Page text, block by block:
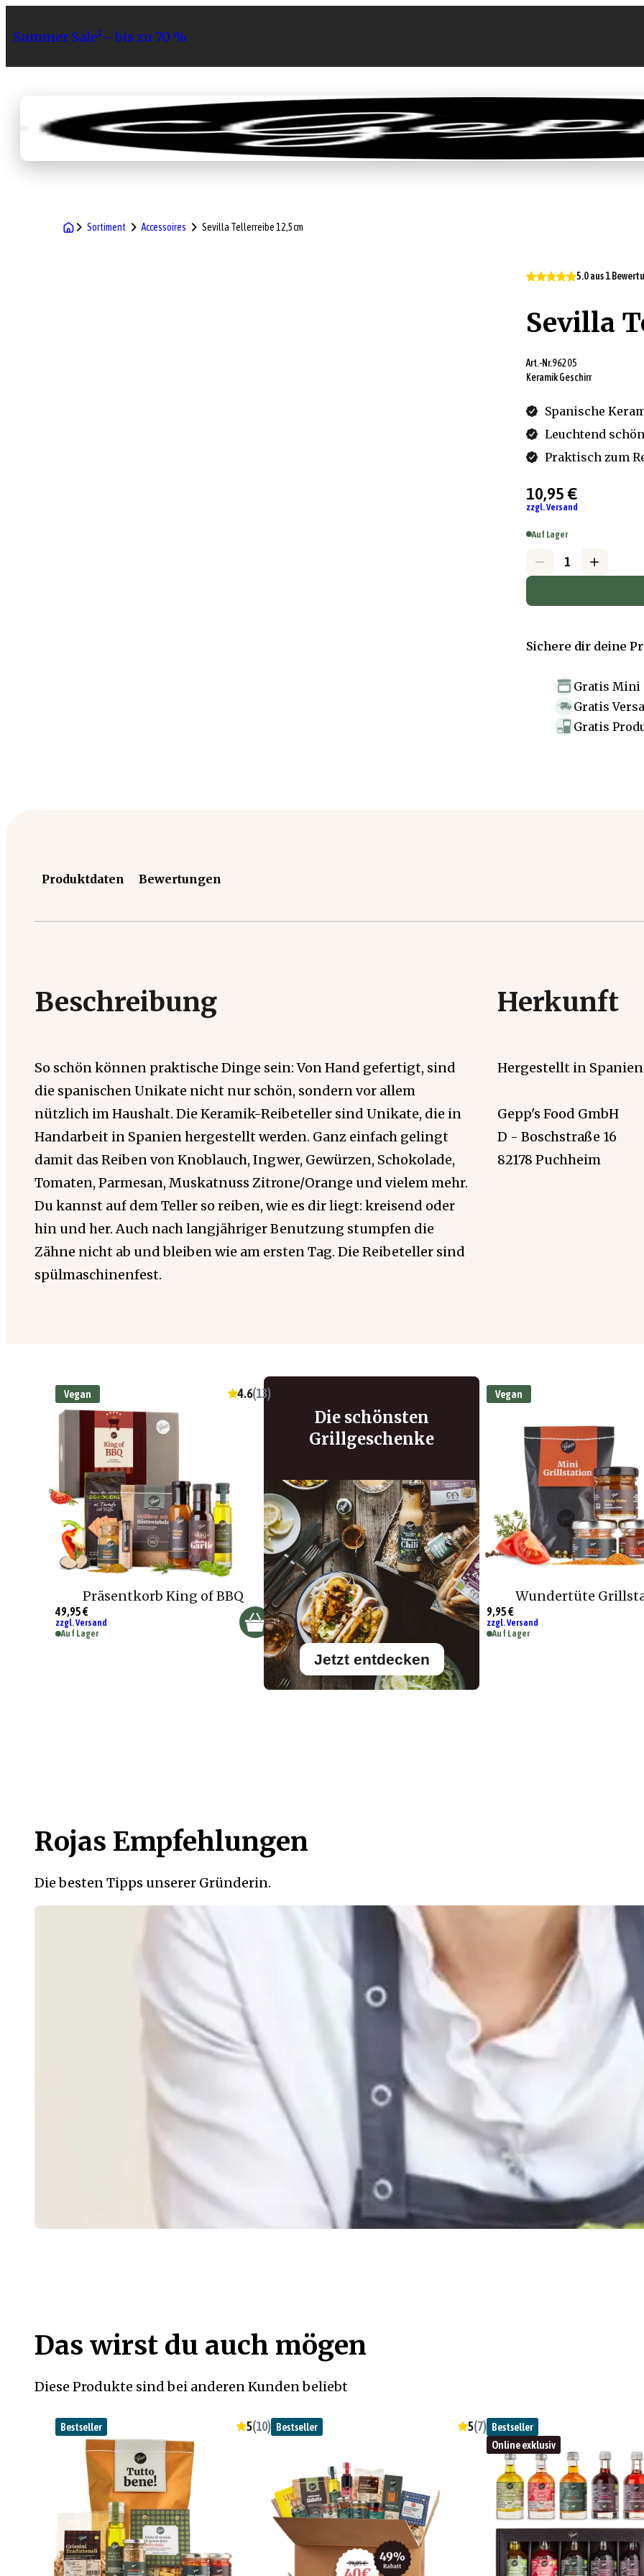
Summer Sale¹– bis zu 70 %
Sortiment Geschenke GrillenFeinkost-Abo Firmenkunden Sale
Sortiment Accessoires Sevilla Tellerreibe 12,5cm
5.0 aus 1
Sevilla
Art.-Nr.96205
Keramik Geschirr
Spanische
Leuchtend
Praktisch zum
10,95 €
zzgl. Versand
Auf Lager
Sichere dir deine
Gratis Mini
Gratis
Gratis
Produktdaten Bewertungen
Beschreibung
So schön können praktische Dinge sein: Von Hand gefertigt, sind
die spanischen Unikate nicht nur schön, sondern vor allem
nützlich im Haushalt. Die Keramik-Reibeteller sind Unikate, die in
Handarbeit in Spanien hergestellt werden. Ganz einfach gelingt
damit das Reiben von Knoblauch, Ingwer, Gewürzen, Schokolade,
Tomaten, Parmesan, Muskatnuss Zitrone/Orange und vielem mehr.
Du kannst auf dem Teller so reiben, wie es dir liegt: kreisend oder
hin und her. Auch nach langjähriger Benutzung stumpfen die
Zähne nicht ab und bleiben wie am ersten Tag. Die Reibeteller sind
spülmaschinenfest.
Herkunft
Hergestellt in
Gepp's Food GmbH
D - Boschstraße 16
82178 Puchheim
Vegan 4.6(13)
Präsentkorb King of BBQ
49,95 €
zzgl. Versand
Auf Lager
Die schönsten
Grillgeschenke
Jetzt entdecken
Vegan
Wundertüte
9,95 €
zzgl. Versand
Auf Lager
Rojas Empfehlungen
Die besten Tipps unserer Gründerin.
Das wirst du auch mögen
Diese Produkte sind bei anderen Kunden beliebt
Bestseller 5(10) Bestseller 5(7) Bestseller
Online exklusiv